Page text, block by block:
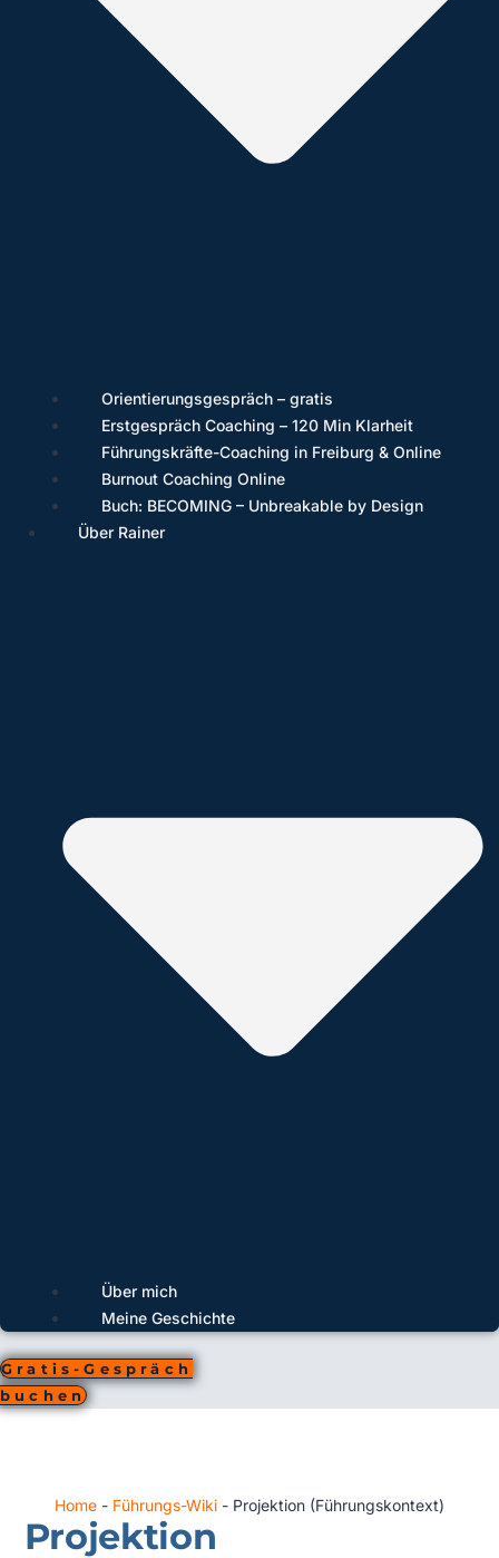
Orientierungsgespräch – gratis
Erstgespräch Coaching – 120 Min Klarheit
Führungskräfte-Coaching in Freiburg & Online
Burnout Coaching Online
Buch: BECOMING – Unbreakable by Design
Über Rainer
Über mich
Meine Geschichte
Gratis-Gespräch
buchen
Home - Führungs-Wiki - Projektion (Führungskontext)
Projektion